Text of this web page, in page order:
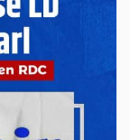
et appelle